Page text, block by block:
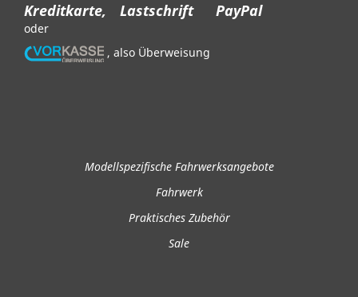
Kreditkarte, Lastschrift PayPal
oder
, also Überweisung
Modellspezifische Fahrwerksangebote
Fahrwerk
Praktisches Zubehör
Sale